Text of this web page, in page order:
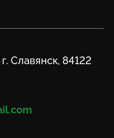
Славянск, 84122